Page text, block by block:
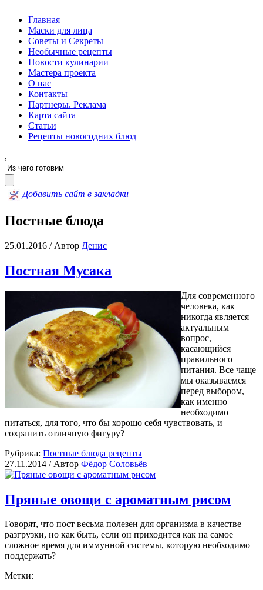
Главная
Маски для лица
Советы и Секреты
Необычные рецепты
Новости кулинарии
Мастера проекта
О нас
Контакты
Партнеры. Реклама
Карта сайта
Статьи
Рецепты новогодних блюд
,
Добавить сайт в закладки
Постные блюда
25.01.2016 / Автор Денис
Постная Мусака
Для современного
человека, как
никогда является
актуальным
вопрос,
касающийся
правильного
питания. Все чаще
мы оказываемся
перед выбором,
как именно
необходимо
питаться, для того, что бы хорошо себя чувствовать, и
сохранить отличную фигуру?
Рубрика: Постные блюда рецепты
27.11.2014 / Автор Фёдор Соловьёв
Пряные овощи с ароматным рисом
Говорят, что пост весьма полезен для организма в качестве
разгрузки, но как быть, если он приходится как на самое
сложное время для иммунной системы, которую необходимо
поддержать?
Метки: